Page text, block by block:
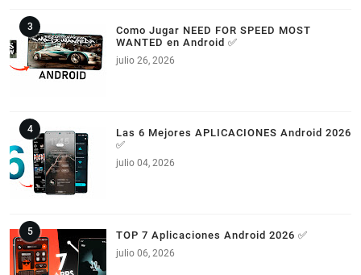
Como Jugar NEED FOR SPEED MOST
WANTED en Android ✅
julio 26, 2026
Las 6 Mejores APLICACIONES Android 2026
✅
julio 04, 2026
TOP 7 Aplicaciones Android 2026 ✅
julio 06, 2026